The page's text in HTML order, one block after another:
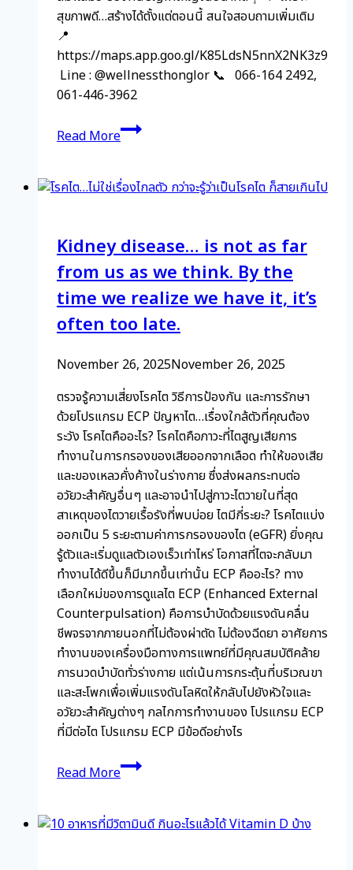
สุขภาพดี…สร้างได้ตั้งแต่ตอนนี้ สนใจสอบถามเพิ่มเติม
📍
https://maps.app.goo.gl/K85LdsN5nnX2NK3z9
Line : @wellnessthonglor 📞 066-164 2492,
061-446-3962
Read Moreโรค
เรื้อรัง
ได้
ใน
วัน
เดียว
Kidney disease… is not as far
from us as we think. By the
time we realize we have it, it’s
often too late.
November 26, 2025November 26, 2025
ตรวจรู้ความเสี่ยงโรคไต วิธีการป้องกัน และการรักษา
ด้วยโปรแกรม ECP ปัญหาไต…เรื่องใกล้ตัวที่คุณต้อง
ระวัง โรคไตคืออะไร? โรคไตคือภาวะที่ไตสูญเสียการ
ทำงานในการกรองของเสียออกจากเลือด ทำให้ของเสีย
และของเหลวคั่งค้างในร่างกาย ซึ่งส่งผลกระทบต่อ
อวัยวะสำคัญอื่นๆ และอาจนำไปสู่ภาวะไตวายในที่สุด
สาเหตุของไตวายเรื้อรังที่พบบ่อย ไตมีกี่ระยะ? โรคไตแบ่ง
ออกเป็น 5 ระยะตามค่าการกรองของไต (eGFR) ยิ่งคุณ
รู้ตัวและเริ่มดูแลตัวเองเร็วเท่าไหร่ โอกาสที่ไตจะกลับมา
ทำงานได้ดีขึ้นก็มีมากขึ้นเท่านั้น ECP คืออะไร? ทาง
เลือกใหม่ของการดูแลไต ECP (Enhanced External
Counterpulsation) คือการบำบัดด้วยแรงดันคลื่น
ชีพจรจากภายนอกที่ไม่ต้องผ่าตัด ไม่ต้องฉีดยา อาศัยการ
ทำงานของเครื่องมือทางการแพทย์ที่มีคุณสมบัติคล้าย
การนวดบำบัดทั่วร่างกาย แต่เน้นการกระตุ้นที่บริเวณขา
และสะโพกเพื่อเพิ่มแรงดันโลหิตให้กลับไปยังหัวใจและ
อวัยวะสำคัญต่างๆ กลไกการทำงานของ โปรแกรม ECP
ที่มีต่อไต โปรแกรม ECP มีข้อดีอย่างไร
Read MoreKidney
disease…
not